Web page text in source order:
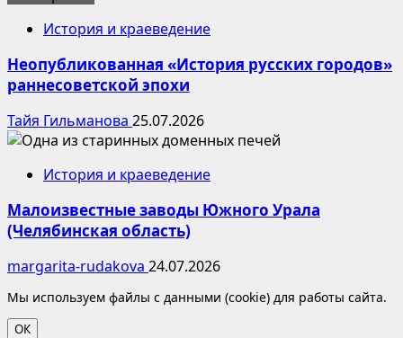
История и краеведение
Неопубликованная «История русских городов»
раннесоветской эпохи
Тайя Гильманова 25.07.2026
История и краеведение
Малоизвестные заводы Южного Урала
(Челябинская область)
margarita-rudakova 24.07.2026
Мы используем файлы с данными (cookie) для работы сайта.
ОК